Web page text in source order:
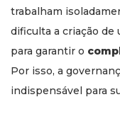
trabalham
dificulta a criação
para garantir o
Por isso, a
indispensável para